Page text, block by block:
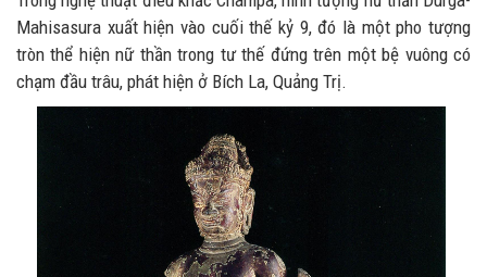
Mahisasura xuất hiện vào cuối thế kỷ 9, đó là một pho tượng
tròn thể hiện nữ thần trong tư thế đứng trên một bệ vuông có
chạm đầu trâu, phát hiện ở Bích La, Quảng Trị.